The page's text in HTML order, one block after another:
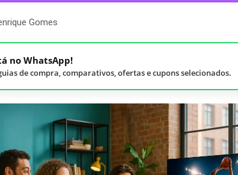
Gomes
no WhatsApp!
de compra, comparativos, ofertas e cupons selecionados.